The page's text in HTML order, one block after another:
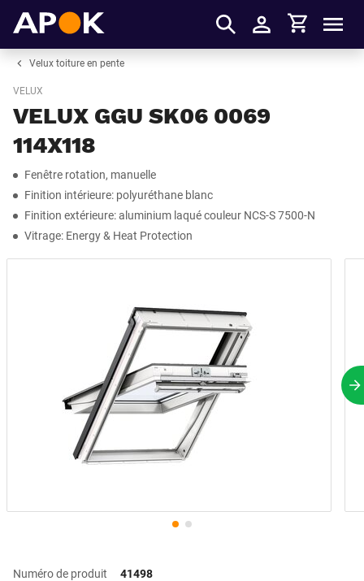
S'identifier
Panier
Velux toiture en pente
VELUX
VELUX GGU SK06 0069
114X118
Fenêtre rotation, manuelle
Finition intérieure: polyuréthane blanc
Finition extérieure: aluminium laqué couleur NCS-S 7500-N
Vitrage: Energy & Heat Protection
Numéro de produit
41498